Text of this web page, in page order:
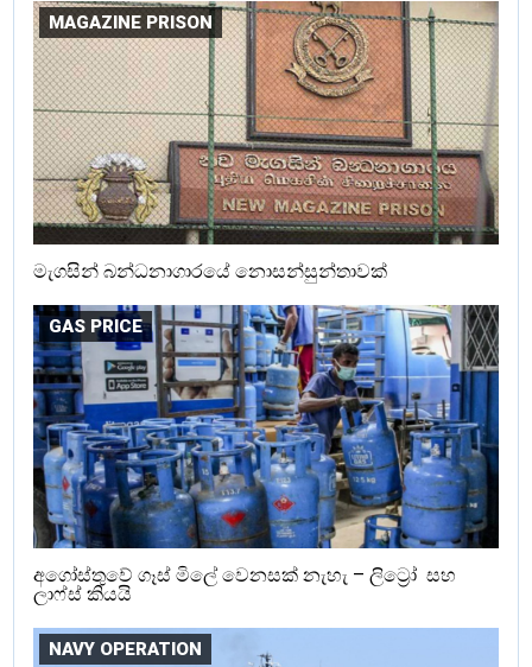
MAGAZINE PRISON
මැගසින් බන්ධනාගාරයේ නොසන්සුන්තාවක්
GAS PRICE
අගෝස්තුවේ ගෑස් මිලේ වෙනසක් නැහැ – ලිට්‍රෝ සහ
ලාෆ්ස් කියයි
NAVY OPERATION